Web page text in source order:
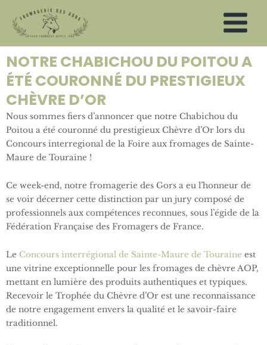
contenu
NOTRE CHABICHOU DU POITOU A
ÉTÉ COURONNÉ DU PRESTIGIEUX
CHÈVRE D’OR
Nous sommes fiers d’annoncer que notre Chabichou du
Poitou a été couronné du prestigieux Chèvre d’Or lors du
Concours interregional de la Foire aux fromages de Sainte-
Maure de Touraine !
Ce week-end, notre fromagerie des Gors a eu l’honneur de
se voir décerner cette distinction par un jury composé de
professionnels aux compétences reconnues, sous l’égide de la
Fédération Française des Fromagers de France.
Le Concours interrégional de Sainte-Maure de Touraine est
une vitrine exceptionnelle pour les fromages de chèvre AOP,
mettant en lumière des produits authentiques et typiques.
Recevoir le Trophée du Chèvre d’Or est une reconnaissance
de notre engagement envers la qualité et le savoir-faire
traditionnel.